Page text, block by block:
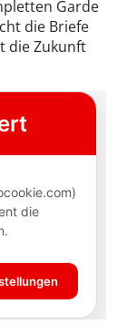
Garde
die Briefe
die Zukunft